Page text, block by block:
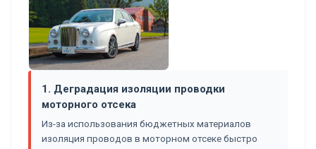
1. Деградация изоляции проводки
моторного отсека
Из-за использования бюджетных материалов
изоляция проводов в моторном отсеке быстро